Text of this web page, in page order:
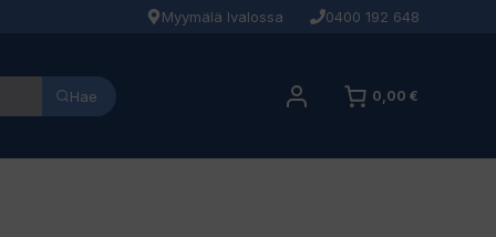
Myymälä Ivalossa 0400 192 648
Hae 0,00 €